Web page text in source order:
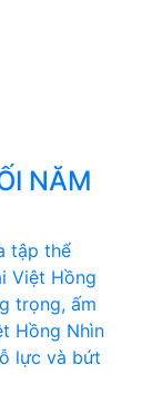
NĂM
tập thể
Việt Hồng
trọng, ấm
Hồng Nhìn
lực và bứt